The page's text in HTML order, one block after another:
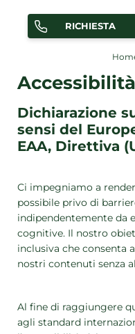
RICHIESTA
CAMERE
Martina
Accessibilità
Dichiarazione
sensi del
EAA, Direttiva
Ci impegniamo a
possibile privo di
indipendentemente da
cognitive. Il nostro
inclusiva che consenta
nostri contenuti senza
Al fine di raggiungere
agli standard